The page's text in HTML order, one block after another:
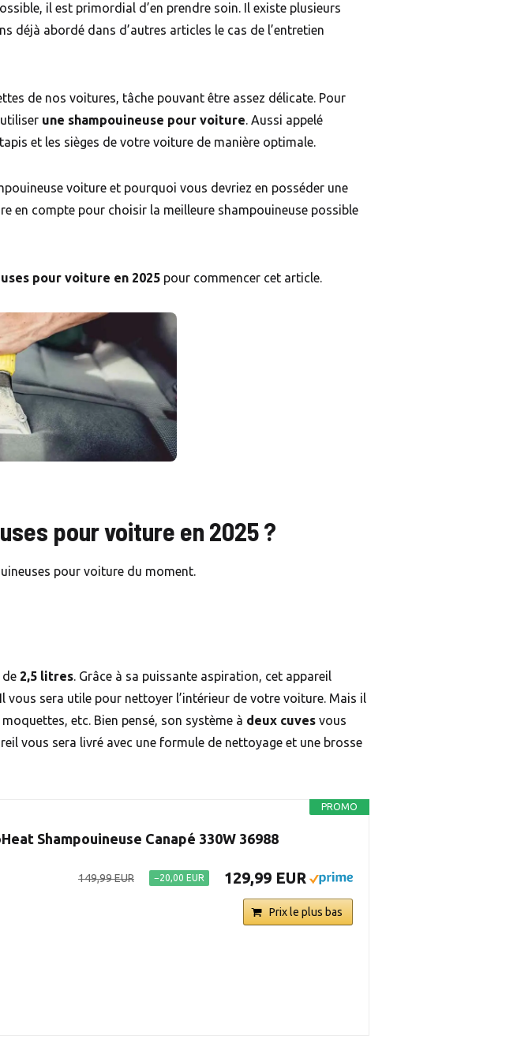
il est primordial d’en prendre soin. Il existe plusieurs
déjà abordé dans d’autres articles le cas de l’entretien
de nos voitures, tâche pouvant être assez délicate. Pour
une shampouineuse pour voiture. Aussi appelé
et les sièges de votre voiture de manière optimale.
voiture et pourquoi vous devriez en posséder une
en compte pour choisir la meilleure shampouineuse possible
pour voiture en 2025 pour commencer cet article.
pour voiture en 2025 ?
pour voiture du moment.
de 2,5 litres. Grâce à sa puissante aspiration, cet appareil
vous sera utile pour nettoyer l’intérieur de votre voiture. Mais il
etc. Bien pensé, son système à deux cuves vous
vous sera livré avec une formule de nettoyage et une brosse
PROMO
Shampouineuse Canapé 330W 36988
149,99 EUR −20,00 EUR 129,99 EUR
Prix le plus bas